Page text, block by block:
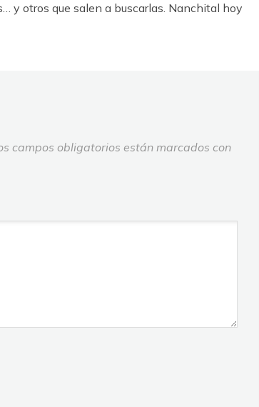
y otros que salen a buscarlas. Nanchital hoy
campos obligatorios están marcados con